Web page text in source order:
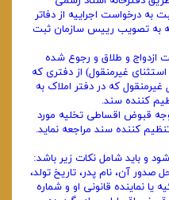
درخواست اجراییه از دفاتر
به تصویب رییس سازمان ثبت
ازدواج و طلاق و رجوع شده
غیرمنقول) از دفتری که
که در دفتر املاک به
کننده سند.
قبوض اقساطی تخلیه مورد
کننده سند مراجعه نماید.
و باید شامل نکات زیر باشد:
صدور آن، نام پدر، تاریخ تولد،
نماینده قانونی او و شماره